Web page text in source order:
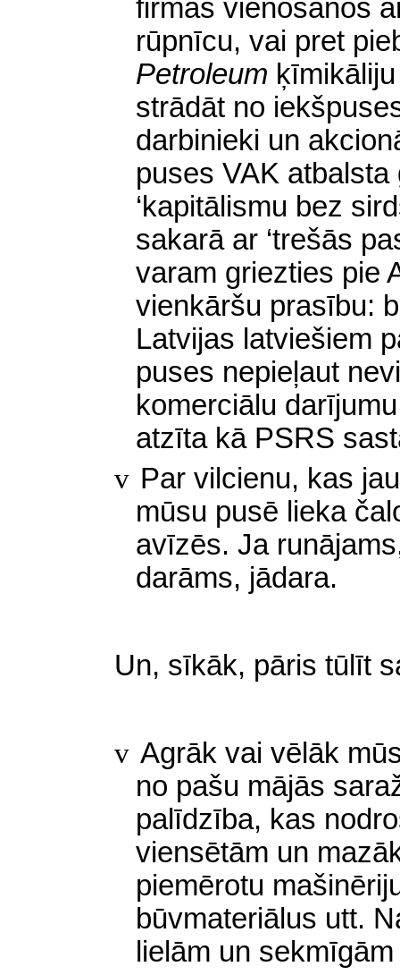
firmas vienošanos
rūpnīcu, vai pret
Petroleum
strādāt no
darbinieki un
puses VAK
‘kapitālismu bez
sakarā ar ‘trešās
varam griezties pie
vienkāršu prasību:
Latvijas latviešiem
puses nepieļaut
komerciālu
atzīta kā PSRS
v Par vilcienu, kas
mūsu pusē lieka
avīzēs. Ja
darāms, jādara.
Un, sīkāk, pāris tūlīt
v Agrāk vai vēlāk
no pašu mājās
palīdzība, kas
viensētām un
piemērotu
būvmateriālus utt.
lielām un sekmīgām